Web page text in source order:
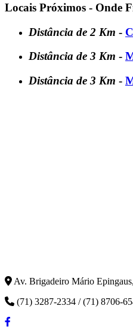
Locais Próximos - Onde
Distância de 2 Km -
Distância de 3 Km -
Distância de 3 Km -
Av. Brigadeiro Mário
(71) 3287-2334 / (71) 8706-